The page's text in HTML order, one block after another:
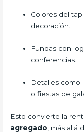
Colores del
decoración.
Fundas con
conferencias.
Detalles como
o fiestas de
Esto convierte la
agregado , más allá